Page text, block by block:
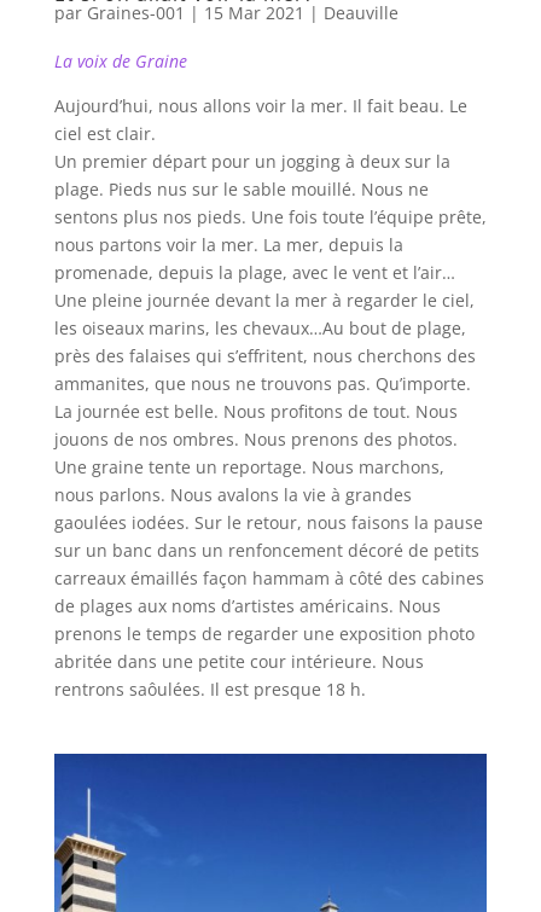
par Graines-001 | 15 Mar 2021 | Deauville
La voix de Graine
Aujourd’hui, nous allons voir la mer. Il fait beau. Le
ciel est clair.
Un premier départ pour un jogging à deux sur la
plage. Pieds nus sur le sable mouillé. Nous ne
sentons plus nos pieds. Une fois toute l’équipe prête,
nous partons voir la mer. La mer, depuis la
promenade, depuis la plage, avec le vent et l’air…
Une pleine journée devant la mer à regarder le ciel,
les oiseaux marins, les chevaux…Au bout de plage,
près des falaises qui s’effritent, nous cherchons des
ammanites, que nous ne trouvons pas. Qu’importe.
La journée est belle. Nous profitons de tout. Nous
jouons de nos ombres. Nous prenons des photos.
Une graine tente un reportage. Nous marchons,
nous parlons. Nous avalons la vie à grandes
gaoulées iodées. Sur le retour, nous faisons la pause
sur un banc dans un renfoncement décoré de petits
carreaux émaillés façon hammam à côté des cabines
de plages aux noms d’artistes américains. Nous
prenons le temps de regarder une exposition photo
abritée dans une petite cour intérieure. Nous
rentrons saôulées. Il est presque 18 h.